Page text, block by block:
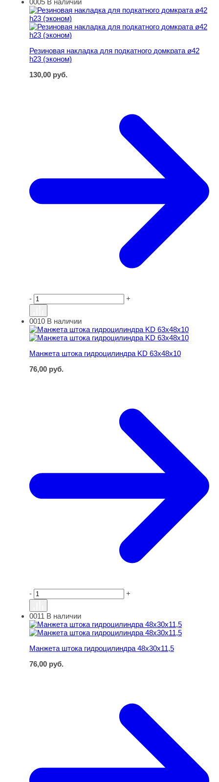
Резиновая накладка для подкатного домкрата ø42 h23
Резиновая накладка для подкатного домкрата ø42
h23 (эконом)
130,00 руб.
- +
Манжета штока гидроцилиндра KD 63х48х10
0010 В наличии
Манжета штока гидроцилиндра KD 63х48х10
76,00 руб.
- +
Манжета штока гидроцилиндра 48х30х11,5
0011 В наличии
Манжета штока гидроцилиндра 48х30х11,5
76,00 руб.